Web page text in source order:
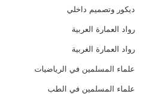
ديكور وتصميم داخلي
رواد العمارة العربية
رواد العمارة الغربية
علماء المسلمين في الرياضيات
علماء المسلمين في الطب